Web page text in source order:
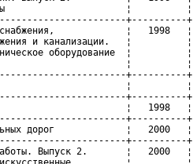
¦          ¦
+----------+
¦   1998   ¦
и канализации.   ¦          ¦
оборудование  ¦          ¦
¦          ¦
+----------+
¦          ¦
+----------+
¦   1998   ¦
+----------+
дорог             ¦   2000   ¦
+----------+
работы. Выпуск 2.       ¦   2000   ¦